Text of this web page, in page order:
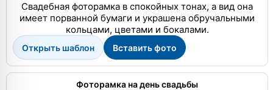
Свадебная фоторамка в спокойных тонах, а вид она
имеет порванной бумаги и украшена обручальными
кольцами, цветами и бокалами.
Открыть шаблон Вставить фото
Фоторамка на день свадьбы